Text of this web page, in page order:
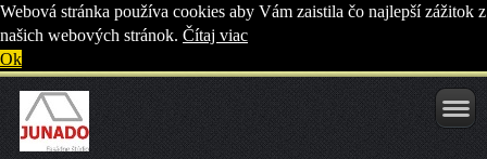
Webová stránka používa cookies aby Vám zaistila čo najlepší zážitok z
našich webových stránok. Čítaj viac
Ok